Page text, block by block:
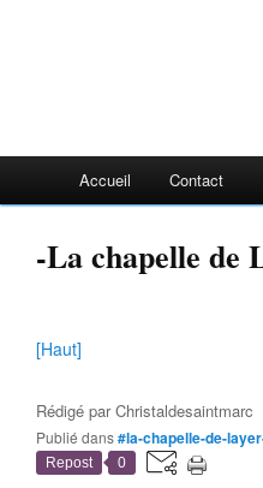
Accueil Contact
-La chapelle de
[Haut]
Rédigé parChristaldesaintmarc
Publié dans#la-chapelle-de-
Repost 0